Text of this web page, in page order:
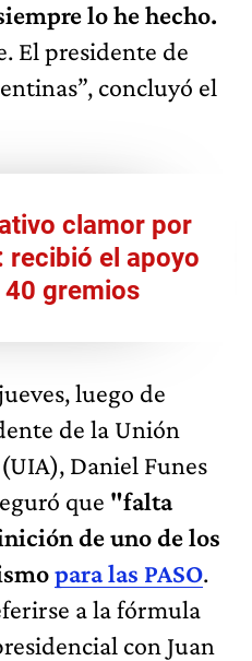
lo he hecho.
El presidente de
concluyó el
clamor por
recibió el apoyo
gremios
luego de
de la Unión
Daniel Funes
que "falta
de uno de los
para las PASO.
a la fórmula
con Juan